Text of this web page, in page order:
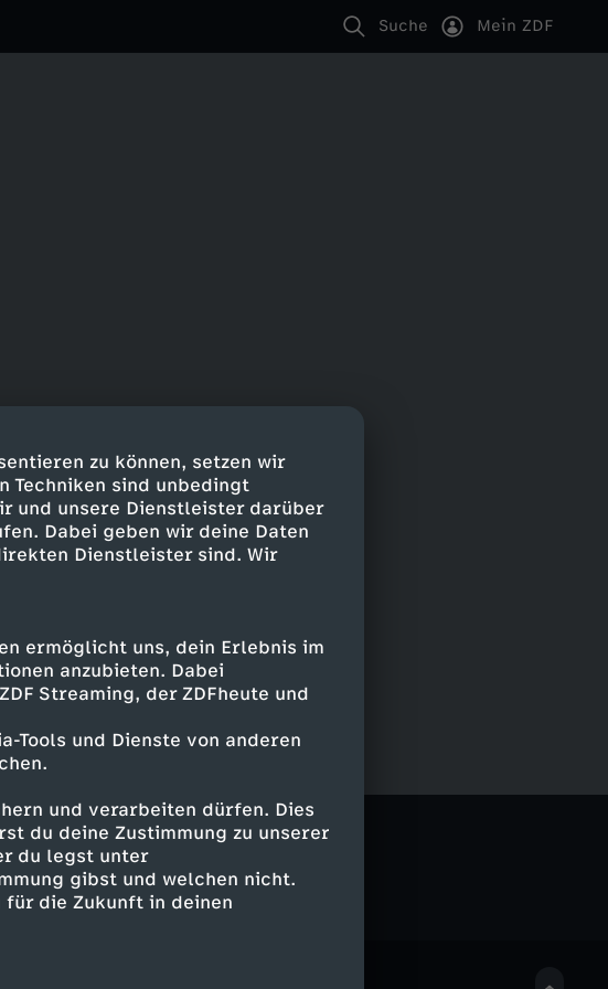
zu können, setzen wir
Techniken sind unbedingt
und unsere Dienstleister darüber
Dabei geben wir deine Daten
Dienstleister sind. Wir
ermöglicht uns, dein Erlebnis im
anzubieten. Dabei
Streaming, der ZDFheute und
Tools und Dienste von anderen
und verarbeiten dürfen. Dies
du deine Zustimmung zu unserer
du legst unter
gibst und welchen nicht.
die Zukunft in deinen
Suche Mein ZDF